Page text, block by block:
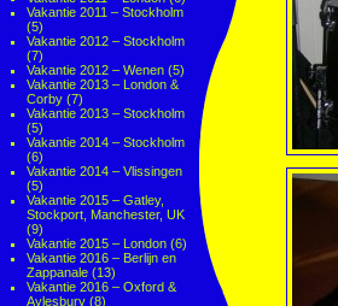
Vakantie 2011 – Stockholm
(5)
Vakantie 2012 – Stockholm
(7)
Vakantie 2012 – Wenen (5)
Vakantie 2013 – London &
Corby (7)
Vakantie 2013 – Stockholm
(5)
Vakantie 2014 – Stockholm
(6)
Vakantie 2014 – Vlissingen
(5)
Vakantie 2015 – Gatley,
Stockport, Manchester, UK
(9)
Vakantie 2015 – London (6)
Vakantie 2016 – Berlijn en
Zappanale (13)
Vakantie 2016 – Oxford &
Aylesbury (8)